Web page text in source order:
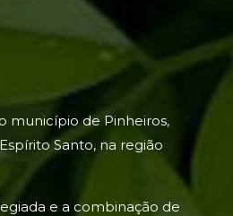
município de Pinheiros,
Santo, na região
e a combinação de